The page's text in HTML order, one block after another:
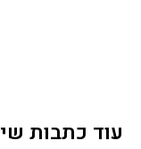
עוד כתבות